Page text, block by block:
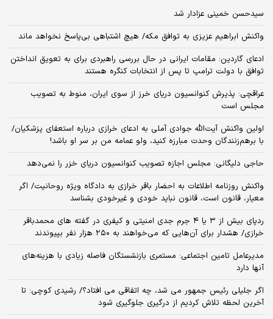
سیدحسن خمینی عزادار شد
واکنش ابراهیم عزیزی به توافق مکه/ هیچ اشتباهی بی‌پاسخ نخواهد ماند
ادعای گاردین: مقامات ایرانی در حال بررسی راهبردی برای به تعویق انداختن
توافق با دولت ترامپ تا پس از انتخابات کنگره هستند
عراقچی: پذیرش کنوانسیون دریای خرز از سوی ایران، منوط به تصویب
مجلس است
اولین واکنش آیت‌الله جوادی آملی به ادعای خرازی درباره استعفای پزشکیان/
با برهم‌زنندگان وحدت مبارزه کنید، ولو عمامه من بر سر او باشد!
حاجی دلیگانی: مجلس اجازه تصویب کنوانسیون دریای خزر را نمی‌دهد
واکنش روزنامه اطلاعات به احضار باقر خرازی به دادگاه ویژه روحانیت/ اگر
معیار، قانون است، قانون نباید خودی و غیرخودی بشناسد
ردپای بیش از ۳ یا ۴ جرم جدی امنیتی و کیفری در گفته های محمدباقر
خرازی/ هشدار برای آن‌هایی که می‌خواهند به ۲۵۰ هزار نفر بپیوندند
مدیرعامل تامین اجتماعی: مستمری بازنشستگان فاصله زیادی با هزینه‌های
آنها دارد
اگر جلیلی رئیس جمهور می شد، چه اتفاقی می افتاد؟/ رشیدی کوچی: تا
آخرین لحظه تلاش کردیم از درگیری جلوگیری شود